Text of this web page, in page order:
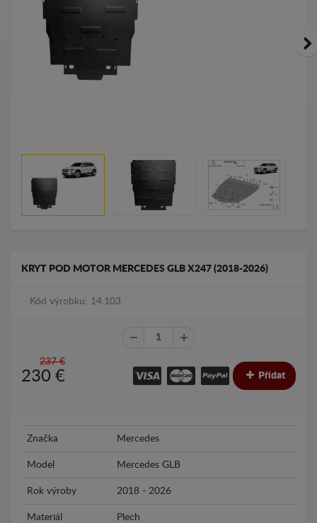
KRYT POD MOTOR MERCEDES GLB X247 (2018-2026)
Kód výrobku: 14.103
237 €
230 € Přídat
Značka Mercedes
Model Mercedes GLB
Rok výroby 2018 - 2026
Materiál Plech